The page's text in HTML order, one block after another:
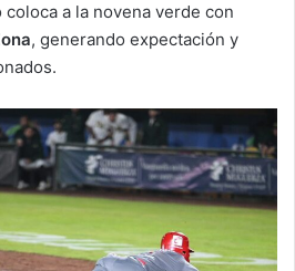
a la novena verde con
, generando expectación y